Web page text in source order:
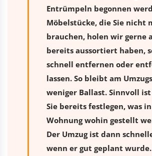
Entrümpeln begonnen
Möbelstücke, die Sie nicht
brauchen, holen wir gerne
bereits aussortiert haben,
schnell entfernen oder
lassen. So bleibt am
weniger Ballast. Sinnvoll
Sie bereits festlegen, was
Wohnung wohin gestellt
Der Umzug ist dann
wenn er gut geplant